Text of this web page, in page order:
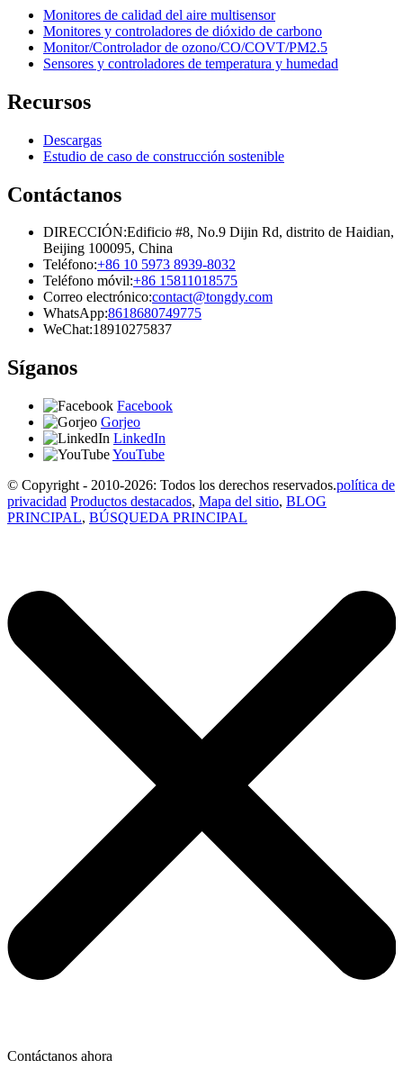
Monitores de calidad del aire multisensor
Monitores y controladores de dióxido de carbono
Monitor/Controlador de ozono/CO/COVT/PM2.5
Sensores y controladores de temperatura y humedad
Recursos
Descargas
Estudio de caso de construcción sostenible
Contáctanos
DIRECCIÓN:Edificio #8, No.9 Dijin Rd, distrito de Haidian,
Beijing 100095, China
Teléfono:+86 10 5973 8939-8032
Teléfono móvil:+86 15811018575
Correo electrónico:contact@tongdy.com
WhatsApp:8618680749775
WeChat:18910275837
Síganos
Facebook
Gorjeo
LinkedIn
YouTube
© Copyright - 2010-2026: Todos los derechos reservados.política de
privacidad Productos destacados, Mapa del sitio, BLOG
PRINCIPAL, BÚSQUEDA PRINCIPAL
Contáctanos ahora